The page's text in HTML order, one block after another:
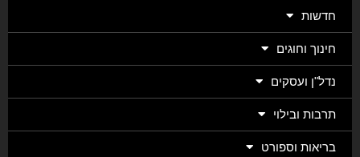
חדשות
חינוך וחוגים
נדל"ן ועסקים
תרבות ובילוי
בריאות וספורט